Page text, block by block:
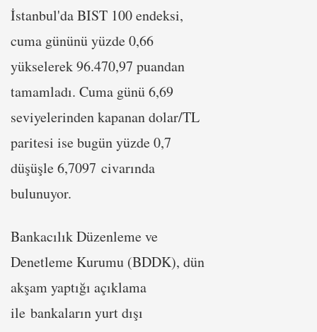
İstanbul'da BIST 100 endeksi,
cuma gününü yüzde 0,66
yükselerek 96.470,97 puandan
tamamladı. Cuma günü 6,69
seviyelerinden kapanan dolar/TL
paritesi ise bugün yüzde 0,7
düşüşle 6,7097 civarında
bulunuyor.
Bankacılık Düzenleme ve
Denetleme Kurumu (BDDK), dün
akşam yaptığı açıklama
ile bankaların yurt dışı